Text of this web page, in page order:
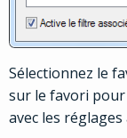
Sélectionnez le
sur le favori
avec les réglages